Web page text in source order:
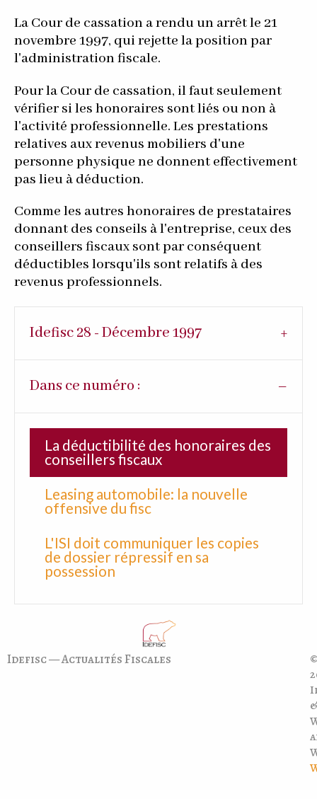
La Cour de cassation a rendu un arrêt le 21
novembre 1997, qui rejette la position par
l'administration fiscale.
Pour la Cour de cassation, il faut seulement
vérifier si les honoraires sont liés ou non à
l'activité professionnelle. Les prestations
relatives aux revenus mobiliers d'une
personne physique ne donnent effectivement
pas lieu à déduction.
Comme les autres honoraires de prestataires
donnant des conseils à l'entreprise, ceux des
conseillers fiscaux sont par conséquent
déductibles lorsqu'ils sont relatifs à des
revenus professionnels.
Idefisc 28 - Décembre 1997
Dans ce numéro :
La déductibilité des honoraires des
conseillers fiscaux
Leasing automobile: la nouvelle
offensive du fisc
L'ISI doit communiquer les copies
de dossier répressif en sa
possession
Idefisc — Actualités Fiscales